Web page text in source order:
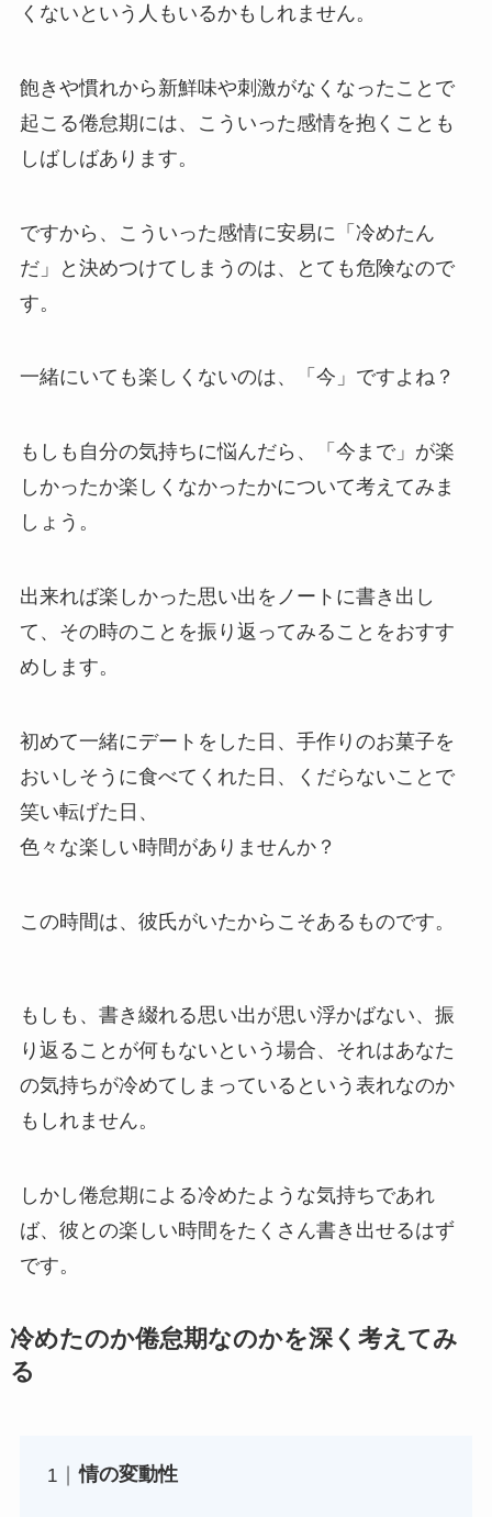
くないという人もいるかもしれません。
飽きや慣れから新鮮味や刺激がなくなったことで
起こる倦怠期には、こういった感情を抱くことも
しばしばあります。
ですから、こういった感情に安易に「冷めたん
だ」と決めつけてしまうのは、とても危険なので
す。
一緒にいても楽しくないのは、「今」ですよね？
もしも自分の気持ちに悩んだら、「今まで」が楽
しかったか楽しくなかったかについて考えてみま
しょう。
出来れば楽しかった思い出をノートに書き出し
て、その時のことを振り返ってみることをおすす
めします。
初めて一緒にデートをした日、手作りのお菓子を
おいしそうに食べてくれた日、くだらないことで
笑い転げた日、
色々な楽しい時間がありませんか？
この時間は、彼氏がいたからこそあるものです。
もしも、書き綴れる思い出が思い浮かばない、振
り返ることが何もないという場合、それはあなた
の気持ちが冷めてしまっているという表れなのか
もしれません。
しかし倦怠期による冷めたような気持ちであれ
ば、彼との楽しい時間をたくさん書き出せるはず
です。
冷めたのか倦怠期なのかを深く考えてみ
る
情の変動性